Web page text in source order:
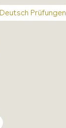
Deutsch Prüfungen